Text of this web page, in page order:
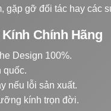
gặp gỡ đối tác hay các
Chính Hãng
Design 100%.
quốc.
nếu lỗi sản xuất.
kính trọn đời.